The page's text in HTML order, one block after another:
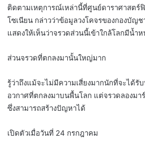
ติดตามเหตุการณ์เหล่านี้ที่ศูนย์ดาราศาสตร์
โซเนียน กล่าวว่าข้อมูลวงโคจรของกองบัญช
แสดงให้เห็นว่าจรวดส่วนนี้เข้าใกล้โลกมีน้ำ
ส่วนจรวดที่ตกลงมานั้นใหญ่มาก
รู้ว่าถึงแม้จะไม่มีความเสี่ยงมากนักที่จะได้รั
อวกาศที่ตกลงมาบนพื้นโลก แต่จรวดลองม
ซึ่งสามารถสร้างปัญหาได้
เปิดตัวเมื่อวันที่ 24 กรกฎาคม